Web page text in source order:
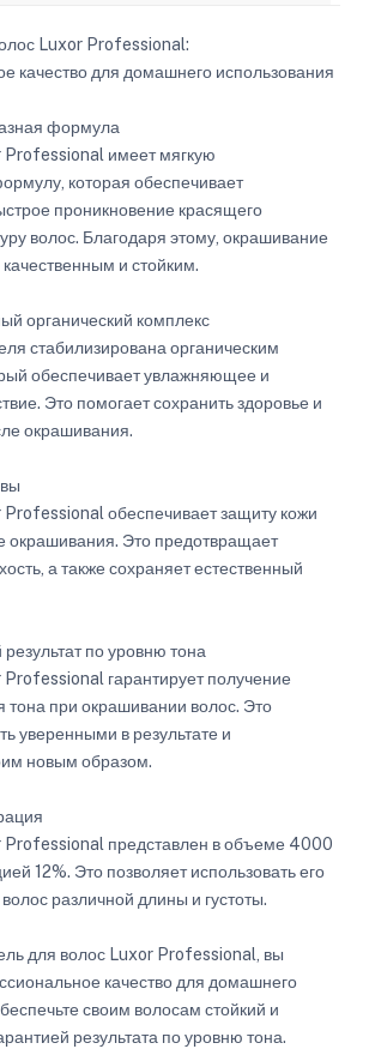
Luxor Professional:
качество для домашнего использования
формула
Professional имеет мягкую
которая обеспечивает
проникновение красящего
волос. Благодаря этому, окрашивание
и стойким.
органический комплекс
стабилизирована органическим
обеспечивает увлажняющее и
Это помогает сохранить здоровье и
окрашивания.
обеспечивает защиту кожи
окрашивания. Это предотвращает
а также сохраняет естественный
по уровню тона
гарантирует получение
тона при окрашивании волос. Это
уверенными в результате и
новым образом.
Professional представлен в объеме 4000
12%. Это позволяет использовать его
различной длины и густоты.
для волос Luxor Professional, вы
качество для домашнего
своим волосам стойкий и
результата по уровню тона.